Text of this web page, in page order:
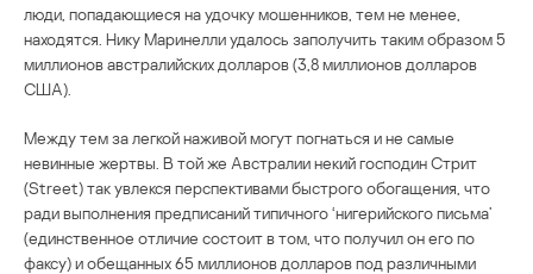
люди, попадающиеся на удочку мошенников, тем не менее,
находятся. Нику Маринелли удалось заполучить таким образом 5
миллионов австралийских долларов (3,8 миллионов долларов
США).
Между тем за легкой наживой могут погнаться и не самые
невинные жертвы. В той же Австралии некий господин Стрит
(Street) так увлекся перспективами быстрого обогащения, что
ради выполнения предписаний типичного ‘нигерийского письма’
(единственное отличие состоит в том, что получил он его по
факсу) и обещанных 65 миллионов долларов под различными